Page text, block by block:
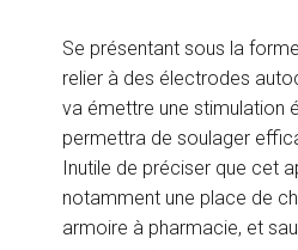
Se présentant sous la
relier à des électrodes
va émettre une stimulation
permettra de soulager
Inutile de préciser que cet
notamment une place de
armoire à pharmacie, et